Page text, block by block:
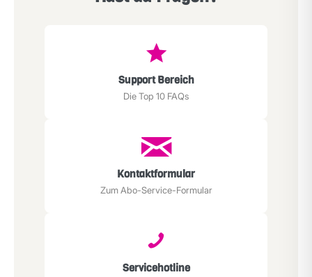
Support Bereich
Die Top 10 FAQs
Kontaktformular
Zum Abo-Service-Formular
Servicehotline